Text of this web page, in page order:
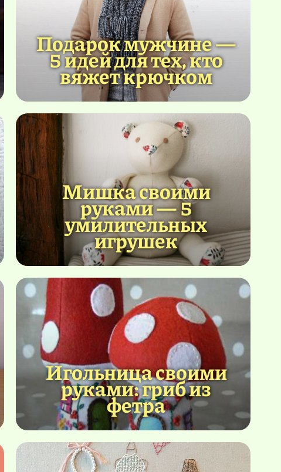
Подарок мужчине —
5 идей для тех, кто
вяжет крючком
Мишка своими
руками — 5
умилительных
игрушек
Игольница своими
руками: гриб из
фетра